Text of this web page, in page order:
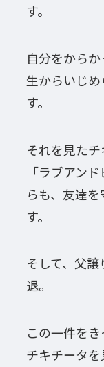
す。
自分をから
生からいじ
す。
それを見た
「ラブアン
らも、友達
す。
そして、父
退。
この一件を
チキチータ